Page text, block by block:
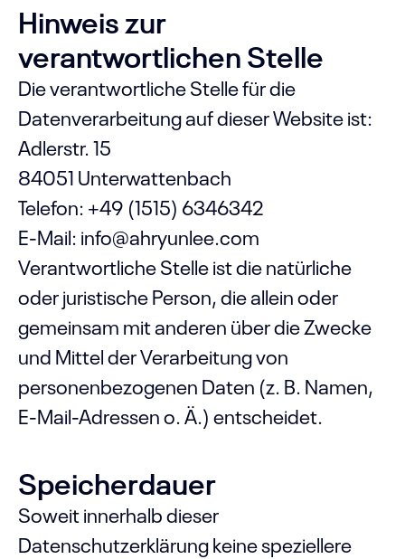
Hinweis zur
verantwortlichen Stelle
Die verantwortliche Stelle für die
Datenverarbeitung auf dieser Website ist:
Adlerstr. 15
84051 Unterwattenbach
Telefon: +49 (1515) 6346342
E-Mail: info@ahryunlee.com
Verantwortliche Stelle ist die natürliche
oder juristische Person, die allein oder
gemeinsam mit anderen über die Zwecke
und Mittel der Verarbeitung von
personenbezogenen Daten (z. B. Namen,
E-Mail-Adressen o. Ä.) entscheidet.
Speicherdauer
Soweit innerhalb dieser
Datenschutzerklärung keine speziellere